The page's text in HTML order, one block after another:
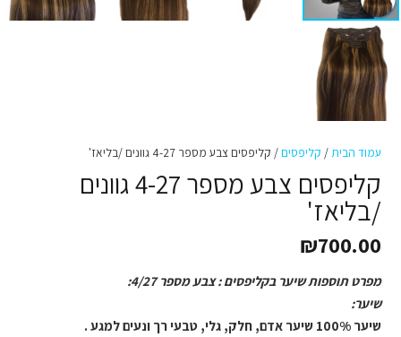
עמוד הבית / קליפסים/ קליפסים צבע מספר 4-27 גוונים /בליאז'
קליפסים צבע מספר 4-27 גוונים
/בליאז'
₪700.00
מפרט תוספות שיער בקליפסים : צבע מספר 4/27:
שיער:
שיער 100% שיער אדם, חלק, גלי, טבעי רך ונעים למגע .